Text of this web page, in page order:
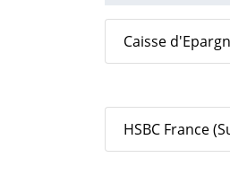
Caisse
HSBC France